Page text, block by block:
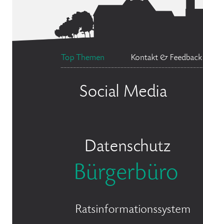
Top Themen Kontakt & Feedback
Social Media
Datenschutz
Bürgerbüro
Ratsinformationssystem